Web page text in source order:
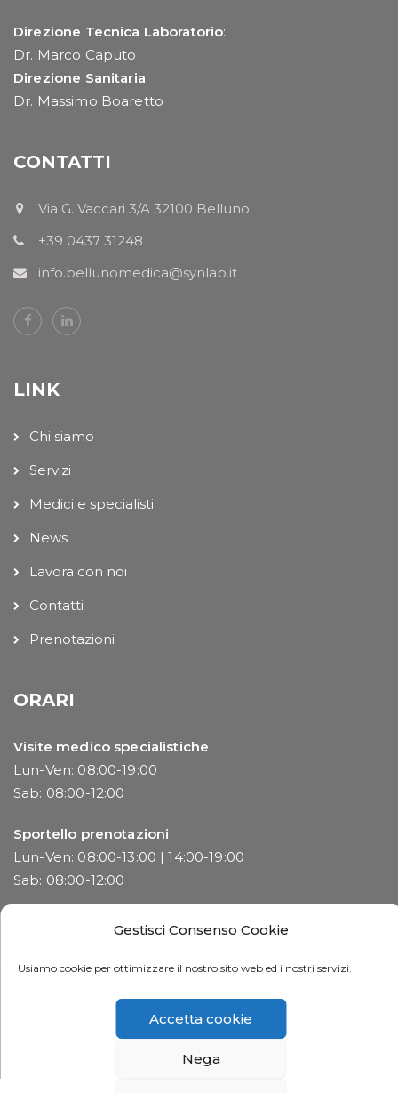
Gestisci Consenso Cookie
Usiamo cookie per ottimizzare il nostro sito web ed i nostri servizi.
Accetta cookie
Nega
Direzione Tecnica Laboratorio:
Dr. Marco Caputo
Direzione Sanitaria:
Dr. Massimo Boaretto
CONTATTI
Via G. Vaccari 3/A 32100 Belluno
+39 0437 31248
info.bellunomedica@synlab.it
LINK
Chi siamo
Servizi
Medici e specialisti
News
Lavora con noi
Contatti
Prenotazioni
ORARI
Visite medico specialistiche
Lun-Ven: 08:00-19:00
Sab: 08:00-12:00
Sportello prenotazioni
Lun-Ven: 08:00-13:00 | 14:00-19:00
Sab: 08:00-12:00